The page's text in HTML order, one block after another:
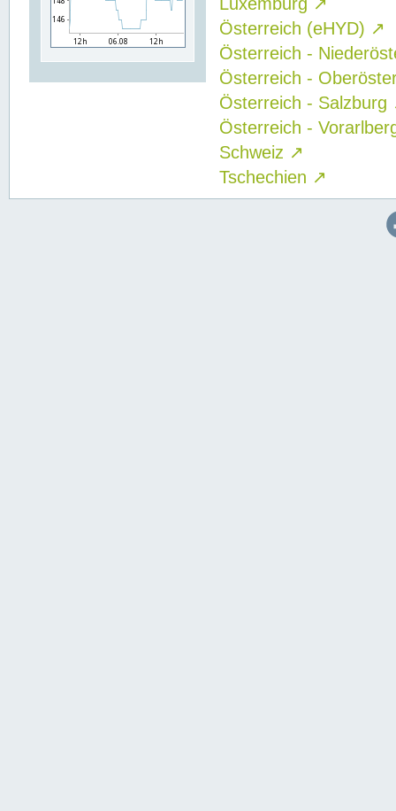
Österreich (eHYD) ↗
Österreich -
Österreich -
Österreich - Salzburg
Österreich -
Schweiz ↗
Tschechien ↗